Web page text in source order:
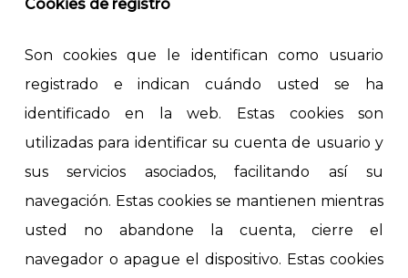
Cookies de registro
Son cookies que le identifican como usuario
registrado e indican cuándo usted se ha
identificado en la web. Estas cookies son
utilizadas para identificar su cuenta de usuario y
sus servicios asociados, facilitando así su
navegación. Estas cookies se mantienen mientras
usted no abandone la cuenta, cierre el
navegador o apague el dispositivo. Estas cookies